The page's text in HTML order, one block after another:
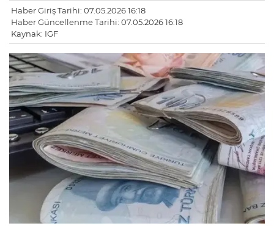
Haber Giriş Tarihi: 07.05.2026 16:18
Haber Güncellenme Tarihi: 07.05.2026 16:18
Kaynak: IGF